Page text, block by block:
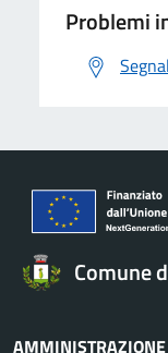
Problemi
Comune
AMMINISTRAZIONE